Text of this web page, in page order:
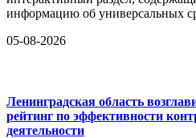
информацию об универсальных
05-08-2026
Ленинградская область
рейтинг по эффективности
деятельности